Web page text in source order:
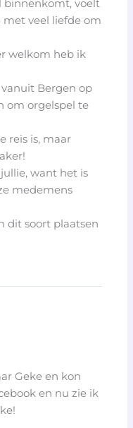
binnenkomt, voelt
veel liefde om
welkom heb ik
Bergen op
om orgelspel te
reis is, maar
want het is
medemens
dit soort plaatsen
Geke en kon
en nu zie ik